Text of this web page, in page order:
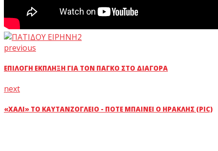
previous
ΕΠΙΛΟΓΉ ΈΚΠΛΗΞΗ ΓΙΑ ΤΟΝ ΠΆΓΚΟ ΣΤΟ ΔΙΑΓΌΡΑ
next
«ΧΑΛΊ» ΤΟ ΚΑΥΤΑΝΖΌΓΛΕΙΟ - ΠΌΤΕ ΜΠΑΊΝΕΙ Ο ΗΡΑΚΛΉΣ (PIC)